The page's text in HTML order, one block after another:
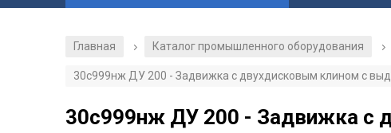
Главная / Каталог промышленного оборудования /
30с999нж ДУ 200 - Задвижка с двухдисковым клином с
30с999нж ДУ 200 - Задвижка с